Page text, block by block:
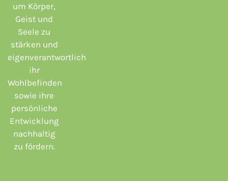
um Körper,
Geist und
Seele zu
stärken und
eigenverantwortlich
ihr
Wohlbefinden
sowie ihre
persönliche
Entwicklung
nachhaltig
zu fördern.